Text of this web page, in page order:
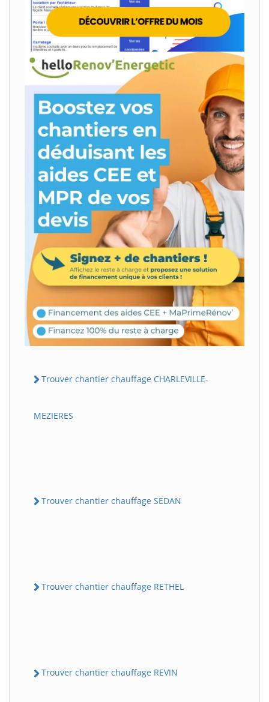
Trouver chantier chauffage CHARLEVILLE-
MEZIERES
Trouver chantier chauffage SEDAN
Trouver chantier chauffage RETHEL
Trouver chantier chauffage REVIN